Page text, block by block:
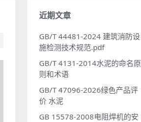
近期文章
GB/T 44481-2024 建筑消防设
施检测技术规范.pdf
GB/T 4131-2014水泥的命名原
则和术语
GB/T 47096-2026绿色产品评
价 水泥
GB 15578-2008电阻焊机的安